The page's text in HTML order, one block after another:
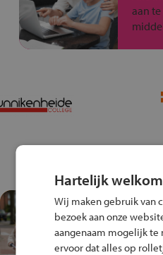
aan
Test je
Fiets
Hartelijk
Wij maken gebruik van
bezoek aan onze
aangenaam mogelijk te
ervoor dat alles op